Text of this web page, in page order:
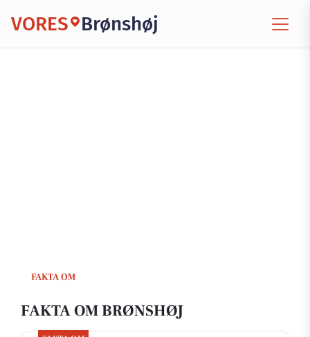
VORES Brønshøj
FAKTA OM
FAKTA OM BRØNSHØJ